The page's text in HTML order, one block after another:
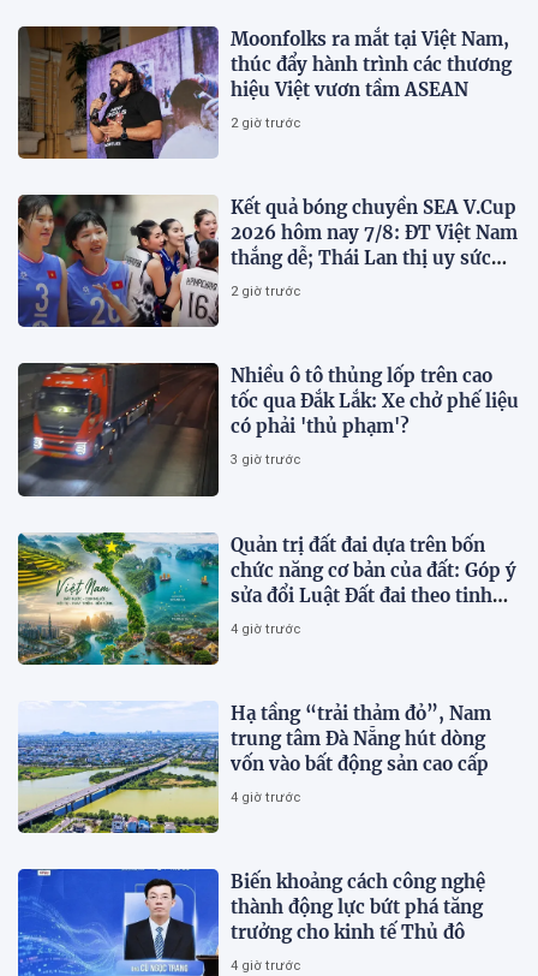
Moonfolks ra mắt tại Việt Nam,
thúc đẩy hành trình các thương
hiệu Việt vươn tầm ASEAN
2 giờ trước
Kết quả bóng chuyền SEA V.Cup
2026 hôm nay 7/8: ĐT Việt Nam
thắng dễ; Thái Lan thị uy sức
mạnh
2 giờ trước
Nhiều ô tô thủng lốp trên cao
tốc qua Đắk Lắk: Xe chở phế liệu
có phải 'thủ phạm'?
3 giờ trước
Quản trị đất đai dựa trên bốn
chức năng cơ bản của đất: Góp ý
sửa đổi Luật Đất đai theo tinh
thần Nghị quyết số 21-NQ/TW
4 giờ trước
Hạ tầng “trải thảm đỏ”, Nam
trung tâm Đà Nẵng hút dòng
vốn vào bất động sản cao cấp
4 giờ trước
Biến khoảng cách công nghệ
thành động lực bứt phá tăng
trưởng cho kinh tế Thủ đô
4 giờ trước